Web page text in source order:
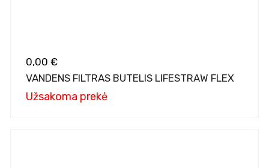
0,00 €
VANDENS FILTRAS BUTELIS LIFESTRAW FLEX
Užsakoma prekė